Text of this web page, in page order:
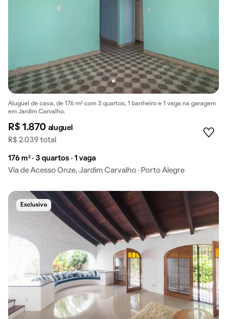
Aluguel de casa, de 176 m² com 3 quartos, 1 banheiro e 1 vaga na garagem
em Jardim Carvalho.
R$ 1.870 aluguel
R$ 2.039 total
176 m² · 3 quartos · 1 vaga
Via de Acesso Onze, Jardim Carvalho · Porto Alegre
Exclusivo